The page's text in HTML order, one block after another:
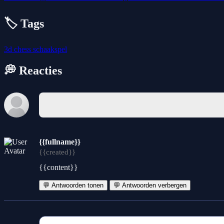
🏷️ Tags
3d chess schaakspel
💭 Reacties
{{fullname}}
{{created}}
{{content}}
💬 Antwoorden tonen 💬 Antwoorden verbergen